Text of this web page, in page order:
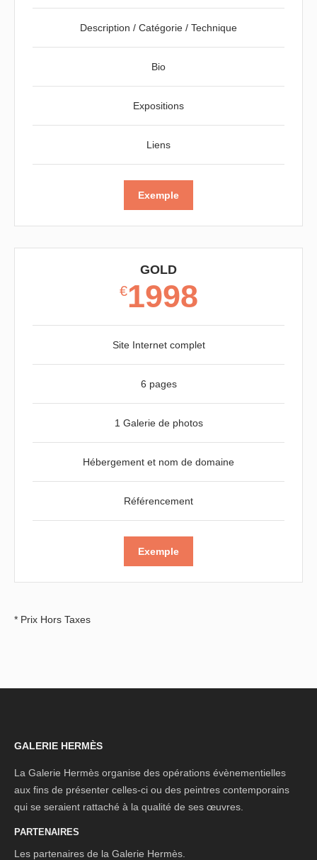
Description / Catégorie / Technique
Bio
Expositions
Liens
Exemple
GOLD
€1998
Site Internet complet
6 pages
1 Galerie de photos
Hébergement et nom de domaine
Référencement
Exemple
* Prix Hors Taxes
GALERIE HERMÈS
La Galerie Hermès organise des opérations évènementielles
aux fins de présenter celles-ci ou des peintres contemporains
qui se seraient rattaché à la qualité de ses œuvres.
PARTENAIRES
Les partenaires de la Galerie Hermès.